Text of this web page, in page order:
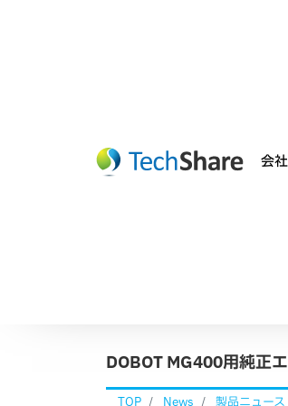
会
DOBOT MG400用純正
TOP News 製品ニュース